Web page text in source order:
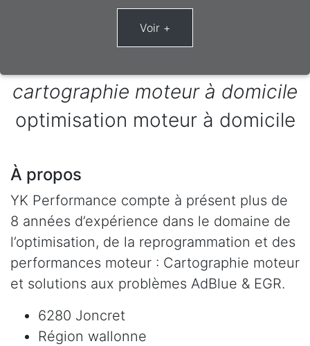
cartographie moteur à domicile
optimisation moteur à domicile
À propos
YK Performance compte à présent plus de
8 années d’expérience dans le domaine de
l’optimisation, de la reprogrammation et des
performances moteur : Cartographie moteur
et solutions aux problèmes AdBlue & EGR.
6280 Joncret
Région wallonne